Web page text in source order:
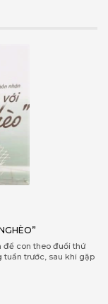
để con theo đuổi thứ
tuần trước, sau khi gặp